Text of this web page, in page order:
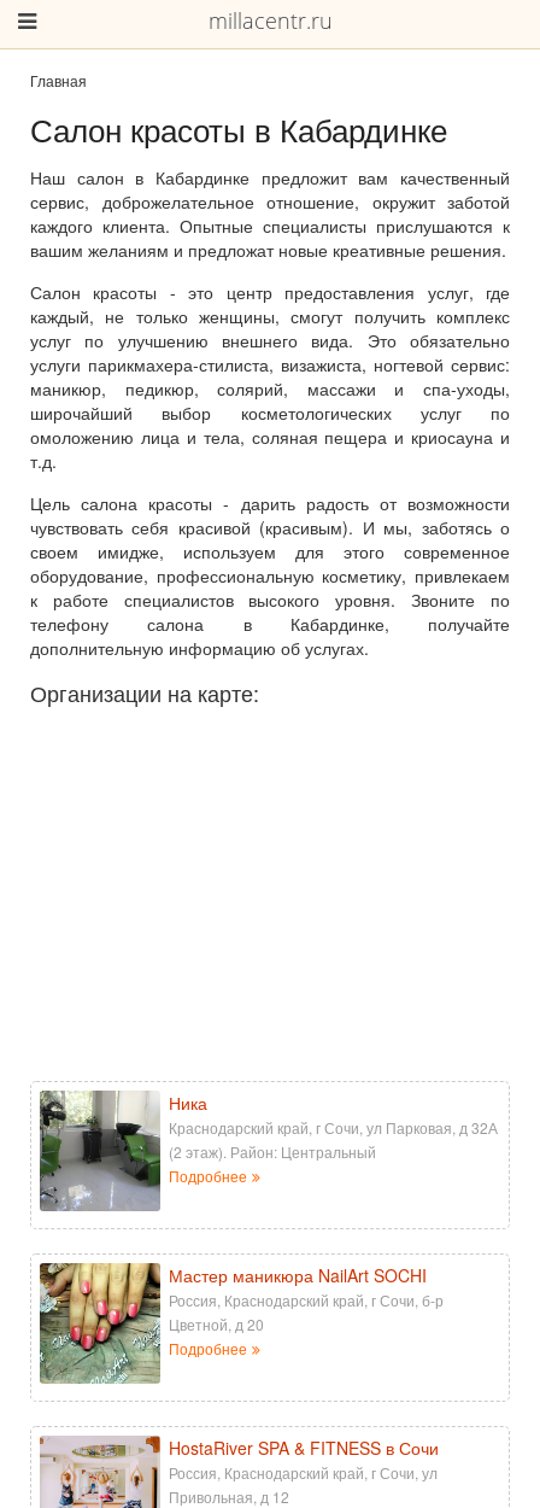
millacentr.ru
Главная
Салон красоты в Кабардинке
Наш салон в Кабардинке предложит вам качественный
сервис, доброжелательное отношение, окружит заботой
каждого клиента. Опытные специалисты прислушаются к
вашим желаниям и предложат новые креативные решения.
Салон красоты - это центр предоставления услуг, где
каждый, не только женщины, смогут получить комплекс
услуг по улучшению внешнего вида. Это обязательно
услуги парикмахера-стилиста, визажиста, ногтевой сервис:
маникюр, педикюр, солярий, массажи и спа-уходы,
широчайший выбор косметологических услуг по
омоложению лица и тела, соляная пещера и криосауна и
т.д.
Цель салона красоты - дарить радость от возможности
чувствовать себя красивой (красивым). И мы, заботясь о
своем имидже, используем для этого современное
оборудование, профессиональную косметику, привлекаем
к работе специалистов высокого уровня. Звоните по
телефону салона в Кабардинке, получайте
дополнительную информацию об услугах.
Организации на карте:
Ника
Краснодарский край, г Сочи, ул Парковая, д 32А
(2 этаж). Район: Центральный
Подробнее
Мастер маникюра NailArt SOCHI
Россия, Краснодарский край, г Сочи, б-р
Цветной, д 20
Подробнее
HostaRiver SPA & FITNESS в Сочи
Россия, Краснодарский край, г Сочи, ул
Привольная, д 12